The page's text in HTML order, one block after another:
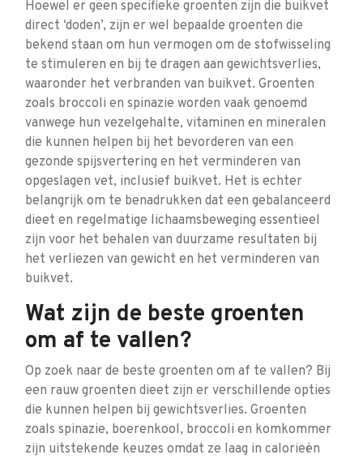
Hoewel er geen specifieke groenten zijn die buikvet
direct ‘doden’, zijn er wel bepaalde groenten die
bekend staan om hun vermogen om de stofwisseling
te stimuleren en bij te dragen aan gewichtsverlies,
waaronder het verbranden van buikvet. Groenten
zoals broccoli en spinazie worden vaak genoemd
vanwege hun vezelgehalte, vitaminen en mineralen
die kunnen helpen bij het bevorderen van een
gezonde spijsvertering en het verminderen van
opgeslagen vet, inclusief buikvet. Het is echter
belangrijk om te benadrukken dat een gebalanceerd
dieet en regelmatige lichaamsbeweging essentieel
zijn voor het behalen van duurzame resultaten bij
het verliezen van gewicht en het verminderen van
buikvet.
Wat zijn de beste groenten
om af te vallen?
Op zoek naar de beste groenten om af te vallen? Bij
een rauw groenten dieet zijn er verschillende opties
die kunnen helpen bij gewichtsverlies. Groenten
zoals spinazie, boerenkool, broccoli en komkommer
zijn uitstekende keuzes omdat ze laag in calorieën